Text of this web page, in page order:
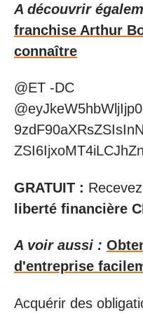
A découvrir
franchise Arthur
connaître
@ET -DC
GRATUIT :
liberté financière
A voir aussi :
d'entreprise
Acquérir des